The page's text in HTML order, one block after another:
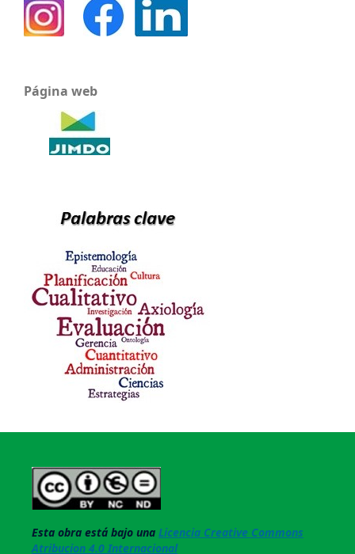
Página web
Esta obra está bajo una Licencia Creative Commons
Atribucion 4.0 Internacional